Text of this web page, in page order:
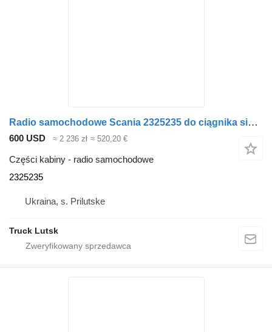
Radio samochodowe Scania 2325235 do ciągnika siodłowego Scania R490
600 USD ≈ 2 236 zł ≈ 520,20 €
Części kabiny - radio samochodowe
2325235
Ukraina, s. Prilutske
Truck Lutsk